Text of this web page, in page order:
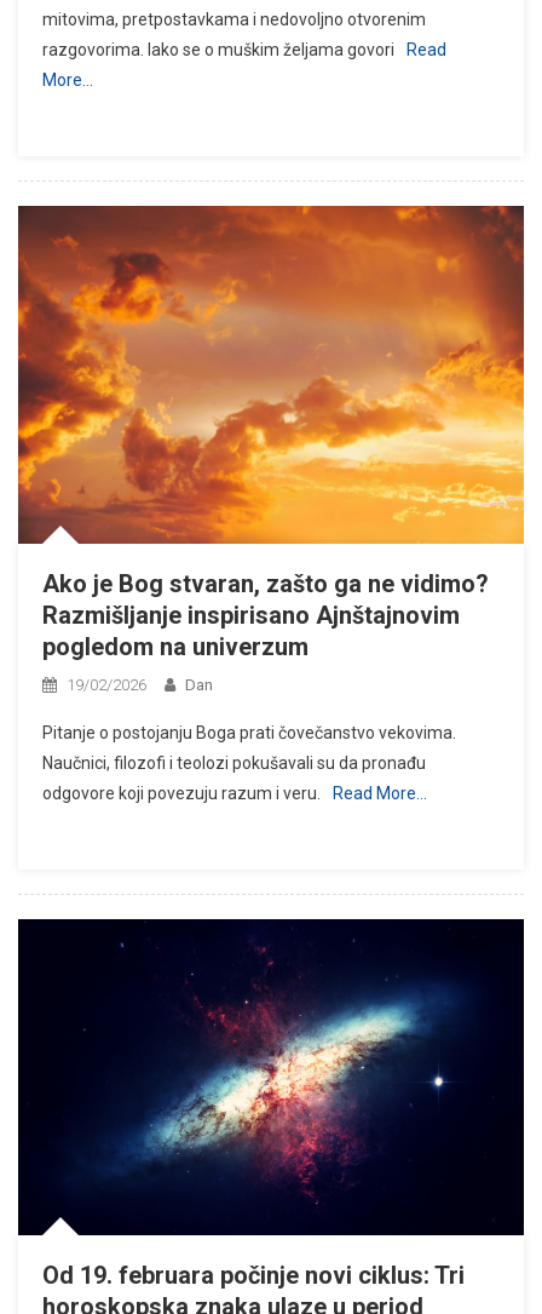
mitovima, pretpostavkama i nedovoljno otvorenim
razgovorima. Iako se o muškim željama govori
Read
More…
Ako je Bog stvaran, zašto ga ne vidimo?
Razmišljanje inspirisano Ajnštajnovim
pogledom na univerzum
19/02/2026 Dan
Pitanje o postojanju Boga prati čovečanstvo vekovima.
Naučnici, filozofi i teolozi pokušavali su da pronađu
odgovore koji povezuju razum i veru.
Read More…
Od 19. februara počinje novi ciklus: Tri
horoskopska znaka ulaze u period